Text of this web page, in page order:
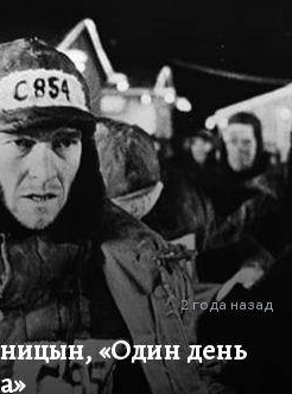
2 года назад
«Один день